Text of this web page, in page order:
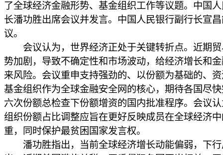
了全球经济金融形势、基金组织工作等议题。中国
长潘功胜出席会议并发言。中国人民银行副行长宣
议。
会议认为，世界经济正处于关键转折点。近期贸
势加剧，导致不确定性和市场波动，给经济增长和
来风险。会议重申支持强劲的、以份额为基础的、
基金组织作为全球金融安全网的核心，期待各国尽
六次份额总检查下份额增资的国内批准程序。会议
组织份额占比调整应旨在更好反映成员在全球经济
重，同时保护最贫困国家发言权。
潘功胜指出，当前全球经济增长动能偏弱，下行